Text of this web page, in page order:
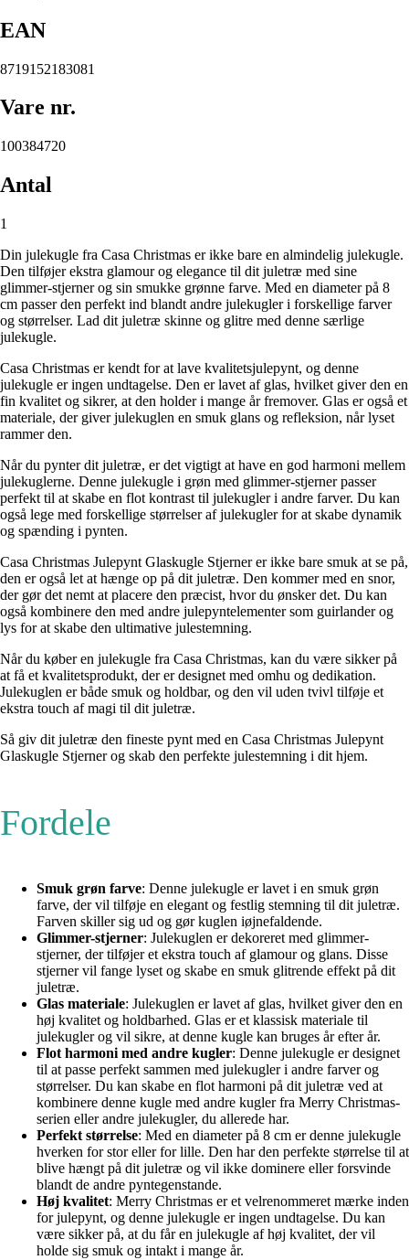
EAN
8719152183081
Vare nr.
100384720
Antal
1
Din julekugle fra Casa Christmas er ikke bare en almindelig julekugle.
Den tilføjer ekstra glamour og elegance til dit juletræ med sine
glimmer-stjerner og sin smukke grønne farve. Med en diameter på 8
cm passer den perfekt ind blandt andre julekugler i forskellige farver
og størrelser. Lad dit juletræ skinne og glitre med denne særlige
julekugle.
Casa Christmas er kendt for at lave kvalitetsjulepynt, og denne
julekugle er ingen undtagelse. Den er lavet af glas, hvilket giver den en
fin kvalitet og sikrer, at den holder i mange år fremover. Glas er også et
materiale, der giver julekuglen en smuk glans og refleksion, når lyset
rammer den.
Når du pynter dit juletræ, er det vigtigt at have en god harmoni mellem
julekuglerne. Denne julekugle i grøn med glimmer-stjerner passer
perfekt til at skabe en flot kontrast til julekugler i andre farver. Du kan
også lege med forskellige størrelser af julekugler for at skabe dynamik
og spænding i pynten.
Casa Christmas Julepynt Glaskugle Stjerner er ikke bare smuk at se på,
den er også let at hænge op på dit juletræ. Den kommer med en snor,
der gør det nemt at placere den præcist, hvor du ønsker det. Du kan
også kombinere den med andre julepyntelementer som guirlander og
lys for at skabe den ultimative julestemning.
Når du køber en julekugle fra Casa Christmas, kan du være sikker på
at få et kvalitetsprodukt, der er designet med omhu og dedikation.
Julekuglen er både smuk og holdbar, og den vil uden tvivl tilføje et
ekstra touch af magi til dit juletræ.
Så giv dit juletræ den fineste pynt med en Casa Christmas Julepynt
Glaskugle Stjerner og skab den perfekte julestemning i dit hjem.
Fordele
Smuk grøn farve: Denne julekugle er lavet i en smuk grøn
farve, der vil tilføje en elegant og festlig stemning til dit juletræ.
Farven skiller sig ud og gør kuglen iøjnefaldende.
Glimmer-stjerner: Julekuglen er dekoreret med glimmer-
stjerner, der tilføjer et ekstra touch af glamour og glans. Disse
stjerner vil fange lyset og skabe en smuk glitrende effekt på dit
juletræ.
Glas materiale: Julekuglen er lavet af glas, hvilket giver den en
høj kvalitet og holdbarhed. Glas er et klassisk materiale til
julekugler og vil sikre, at denne kugle kan bruges år efter år.
Flot harmoni med andre kugler: Denne julekugle er designet
til at passe perfekt sammen med julekugler i andre farver og
størrelser. Du kan skabe en flot harmoni på dit juletræ ved at
kombinere denne kugle med andre kugler fra Merry Christmas-
serien eller andre julekugler, du allerede har.
Perfekt størrelse: Med en diameter på 8 cm er denne julekugle
hverken for stor eller for lille. Den har den perfekte størrelse til at
blive hængt på dit juletræ og vil ikke dominere eller forsvinde
blandt de andre pyntegenstande.
Høj kvalitet: Merry Christmas er et velrenommeret mærke inden
for julepynt, og denne julekugle er ingen undtagelse. Du kan
være sikker på, at du får en julekugle af høj kvalitet, der vil
holde sig smuk og intakt i mange år.